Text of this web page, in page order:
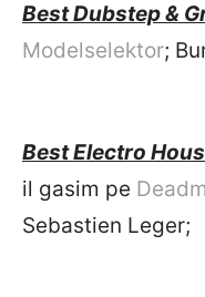
Best Dubstep &
Modelselektor;
Best Electro
il gasim pe
Sebastien